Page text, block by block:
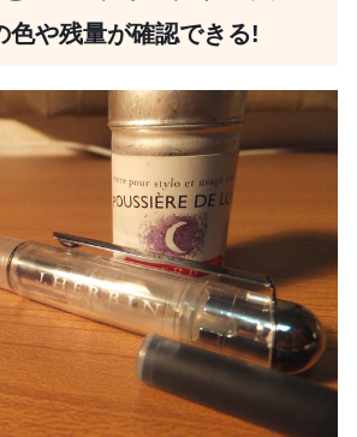
色や残量が確認できる!